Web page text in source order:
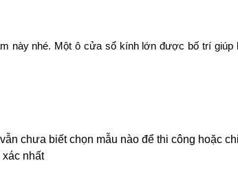
này nhé. Một ô cửa sổ kính lớn được bố trí giúp
chưa biết chọn mẫu nào để thi công hoặc
nhất